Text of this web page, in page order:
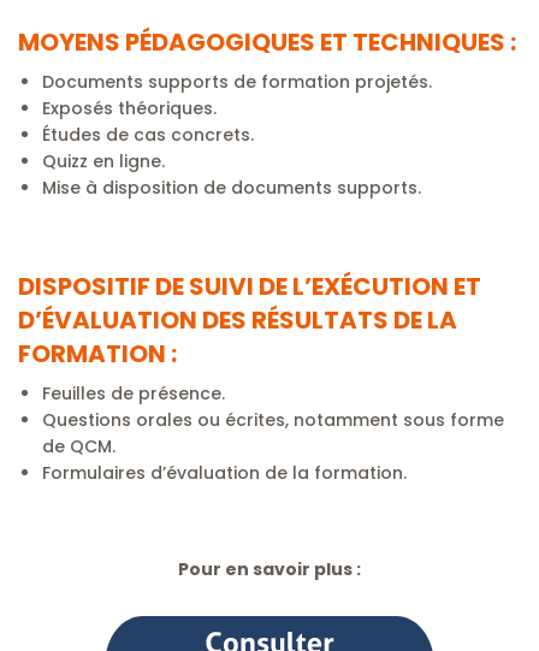
MOYENS PÉDAGOGIQUES ET TECHNIQUES :
Documents supports de formation projetés.
Exposés théoriques.
Études de cas concrets.
Quizz en ligne.
Mise à disposition de documents supports.
DISPOSITIF DE SUIVI DE L’EXÉCUTION ET
D’ÉVALUATION DES RÉSULTATS DE LA
FORMATION :
Feuilles de présence.
Questions orales ou écrites, notamment sous forme
de QCM.
Formulaires d’évaluation de la formation.
Pour en savoir plus :